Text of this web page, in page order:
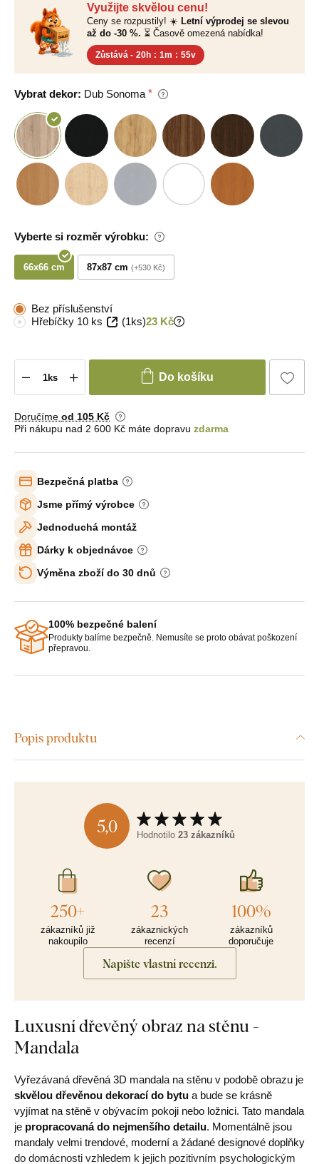
Využijte skvělou cenu!
Ceny se rozpustily! ☀️ Letní výprodej se slevou
až do -30 %. ⏳ Časově omezená nabídka!
Zůstává - 20h : 1m : 54v
Vybrat dekor: Dub Sonoma
Vyberte si rozměr výrobku:
66x66 cm 87x87 cm +530 Kč
Bez příslušenství
Hřebíčky 10 ks
(1ks)23 Kč
Do košíku
Doručíme od 105 Kč
Při nákupu nad 2 600 Kč máte dopravu zdarma
Bezpečná platba
Jsme přímý výrobce
Jednoduchá montáž
Dárky k objednávce
Výměna zboží do 30 dnů
100% bezpečné balení
Produkty balíme bezpečně. Nemusíte se proto obávat poškození
přepravou.
Popis produktu
5,0 Hodnotilo 23 zákazníků
250+
zákazníků již
nakoupilo
23
zákaznických
recenzí
100%
zákazníků
doporučuje
Napište vlastní recenzi.
Luxusní dřevěný obraz na stěnu -
Mandala
Vyřezávaná dřevěná 3D mandala na stěnu v podobě obrazu je
skvělou dřevěnou dekorací do bytu a bude se krásně
vyjímat na stěně v obývacím pokoji nebo ložnici. Tato mandala
je propracovaná do nejmenšího detailu. Momentálně jsou
mandaly velmi trendové, moderní a žádané designové doplňky
do domácnosti vzhledem k jejich pozitivním psychologickým